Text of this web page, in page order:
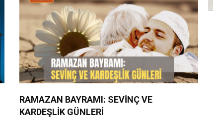
RAMAZAN BAYRAMI: SEVİNÇ VE
KARDEŞLİK GÜNLERİ